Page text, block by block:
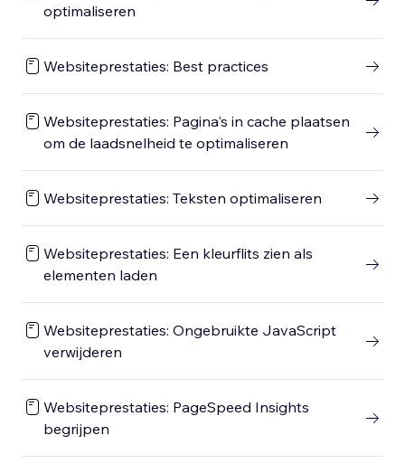
optimaliseren
Websiteprestaties: Best practices
Websiteprestaties: Pagina's in cache plaatsen
om de laadsnelheid te optimaliseren
Websiteprestaties: Teksten optimaliseren
Websiteprestaties: Een kleurflits zien als
elementen laden
Websiteprestaties: Ongebruikte JavaScript
verwijderen
Websiteprestaties: PageSpeed Insights
begrijpen